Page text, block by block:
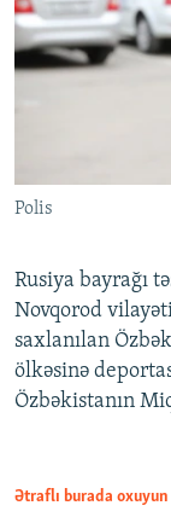
Polis
Rusiya bayrağı
Novqorod
saxlanılan
ölkəsinə
Özbəkistanın
Ətraflı burada oxuyun